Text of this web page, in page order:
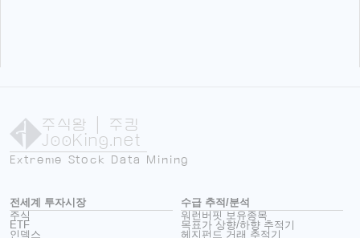
주식왕 | 주킹
JooKing.net
Extreme Stock Data Mining
전세계 투자시장
주식
ETF
인덱스
수급 추적/분석
워런버핏 보유종목
목표가 상향/하향 추적기
헤지펀드 거래 추적기